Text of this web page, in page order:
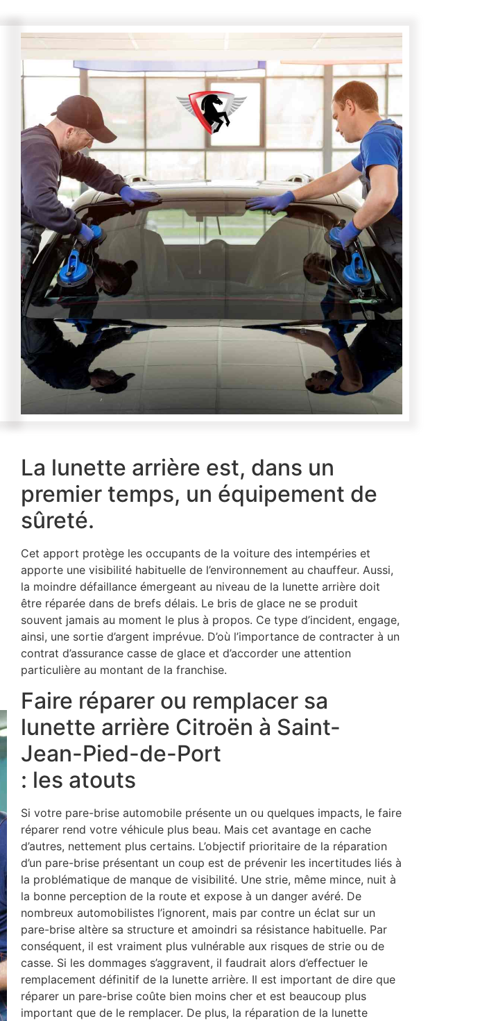
La lunette arrière est, dans un
premier temps, un équipement de
sûreté.
Cet apport protège les occupants de la voiture des intempéries et
apporte une visibilité habituelle de l’environnement au chauffeur. Aussi,
la moindre défaillance émergeant au niveau de la lunette arrière doit
être réparée dans de brefs délais. Le bris de glace ne se produit
souvent jamais au moment le plus à propos. Ce type d’incident, engage,
ainsi, une sortie d’argent imprévue. D’où l’importance de contracter à un
contrat d’assurance casse de glace et d’accorder une attention
particulière au montant de la franchise.
Faire réparer ou remplacer sa
lunette arrière Citroën à Saint-
Jean-Pied-de-Port
: les atouts
Si votre pare-brise automobile présente un ou quelques impacts, le faire
réparer rend votre véhicule plus beau. Mais cet avantage en cache
d’autres, nettement plus certains. L’objectif prioritaire de la réparation
d’un pare-brise présentant un coup est de prévenir les incertitudes liés à
la problématique de manque de visibilité. Une strie, même mince, nuit à
la bonne perception de la route et expose à un danger avéré. De
nombreux automobilistes l’ignorent, mais par contre un éclat sur un
pare-brise altère sa structure et amoindri sa résistance habituelle. Par
conséquent, il est vraiment plus vulnérable aux risques de strie ou de
casse. Si les dommages s’aggravent, il faudrait alors d’effectuer le
remplacement définitif de la lunette arrière. Il est important de dire que
réparer un pare-brise coûte bien moins cher et est beaucoup plus
important que de le remplacer. De plus, la réparation de la lunette